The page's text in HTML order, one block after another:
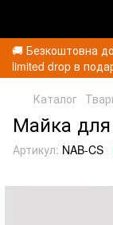
🚚 Безкоштовна
limited drop в
Каталог
Майка
Артикул: NAB-CS